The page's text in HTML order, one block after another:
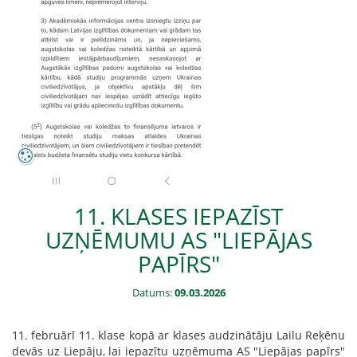
11. KLASES IEPAZĪST
UZŅĒMUMU AS "LIEPĀJAS
PAPĪRS"
Datums:09.03.2026
11. februārī 11. klase kopā ar klases audzinātāju Lailu Reķēnu
devās uz Liepāju, lai iepazītu uzņēmuma AS "Liepājas papīrs"